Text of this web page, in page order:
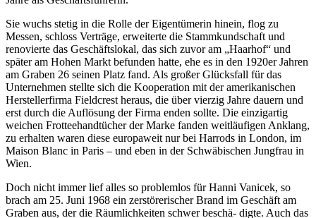
Sie wuchs stetig in die Rolle der Eigentümerin hinein, flog zu
Messen, schloss Verträge, erweiterte die Stammkundschaft und
renovierte das Geschäftslokal, das sich zuvor am „Haarhof“ und
später am Hohen Markt befunden hatte, ehe es in den 1920er Jahren
am Graben 26 seinen Platz fand. Als großer Glücksfall für das
Unternehmen stellte sich die Kooperation mit der amerikanischen
Herstellerfirma Fieldcrest heraus, die über vierzig Jahre dauern und
erst durch die Auflösung der Firma enden sollte. Die einzigartig
weichen Frotteehandtücher der Marke fanden weitläufigen Anklang,
zu erhalten waren diese europaweit nur bei Harrods in London, im
Maison Blanc in Paris – und eben in der Schwäbischen Jungfrau in
Wien.
Doch nicht immer lief alles so problemlos für Hanni Vanicek, so
brach am 25. Juni 1968 ein zerstörerischer Brand im Geschäft am
Graben aus, der die Räumlichkeiten schwer beschä- digte. Auch das